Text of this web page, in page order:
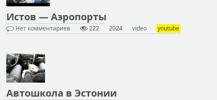
Истов — Аэропорты
Нет комментариев 222 2024 video youtube
Автошкола в Эстонии